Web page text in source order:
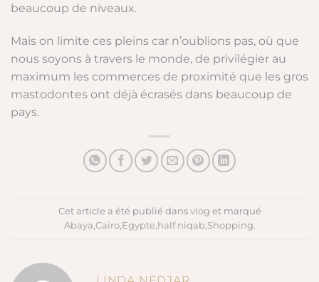
beaucoup de niveaux.
Mais on limite ces pleins car n’oublions pas, où que
nous soyons à travers le monde, de privilégier au
maximum les commerces de proximité que les gros
mastodontes ont déjà écrasés dans beaucoup de
pays.
Cet article a été publié dans vlog et marqué
Abaya,Cairo,Egypte,half niqab,Shopping.